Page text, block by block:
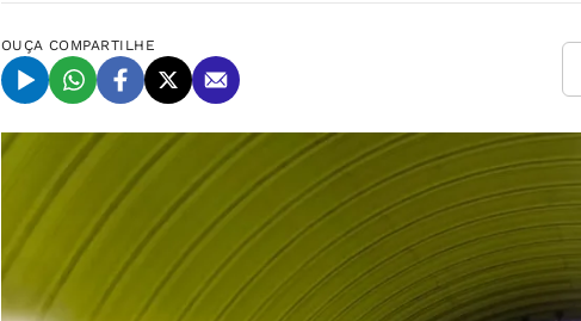
OUÇA COMPARTILHE